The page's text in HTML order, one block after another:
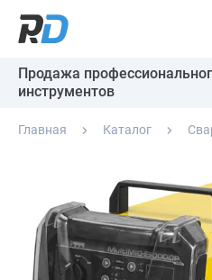
Продажа
инструментов
Главная Каталог